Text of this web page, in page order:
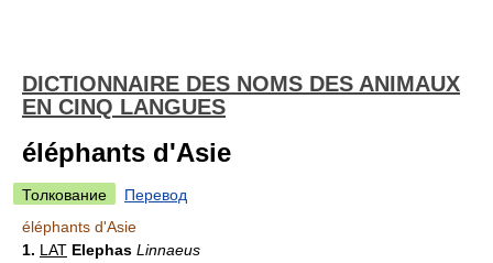
DICTIONNAIRE DES NOMS DES ANIMAUX
EN CINQ LANGUES
éléphants d'Asie
Толкование
Перевод
éléphants d'Asie
1. LAT Elephas Linnaeus